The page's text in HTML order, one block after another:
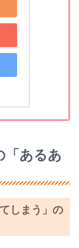
「あるあ
しまう」の